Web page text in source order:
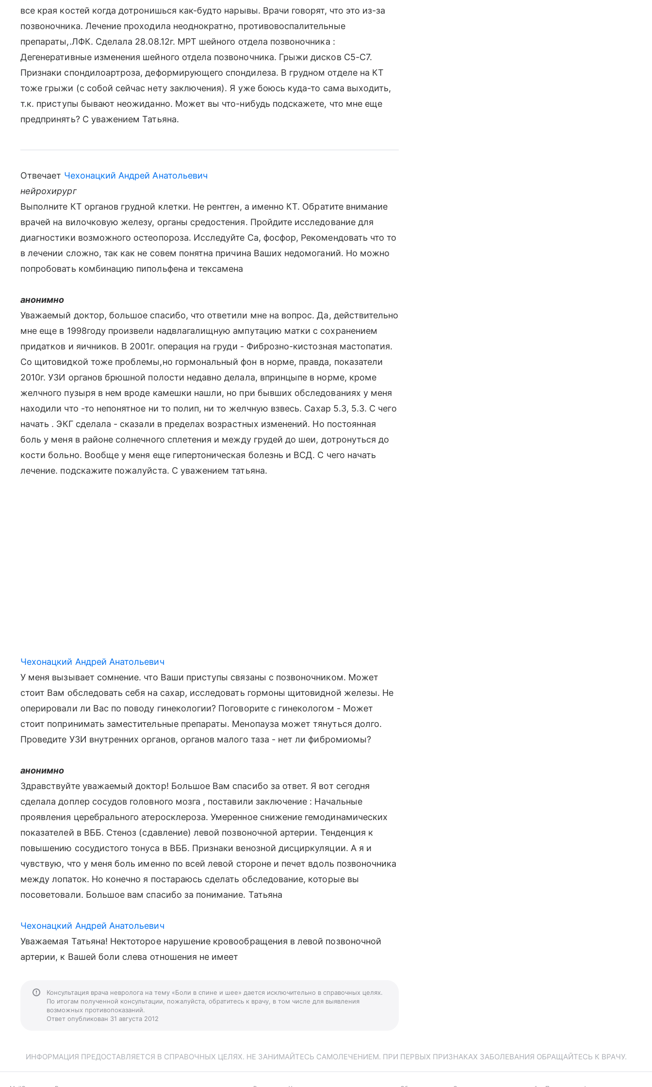
все края костей когда дотронишься как-будто нарывы. Врачи говорят, что это из-за
позвоночника. Лечение проходила неоднократно, противовоспалительные
препараты,.ЛФК. Сделала 28.08.12г. МРТ шейного отдела позвоночника :
Дегенеративные изменения шейного отдела позвоночника. Грыжи дисков С5-С7.
Признаки спондилоартроза, деформирующего спондилеза. В грудном отделе на КТ
тоже грыжи (с собой сейчас нету заключения). Я уже боюсь куда-то сама выходить,
т.к. приступы бывают неожиданно. Может вы что-нибудь подскажете, что мне еще
предпринять? С уважением Татьяна.
Отвечает Чехонацкий Андрей Анатольевич
нейрохирург
Выполните КТ органов грудной клетки. Не рентген, а именно КТ. Обратите внимание
врачей на вилочковую железу, органы средостения. Пройдите исследование для
диагностики возможного остеопороза. Исследуйте Са, фосфор, Рекомендовать что то
в лечении сложно, так как не совем понятна причина Ваших недомоганий. Но можно
попробовать комбинацию пипольфена и тексамена
анонимно
Уважаемый доктор, большое спасибо, что ответили мне на вопрос. Да, действительно
мне еще в 1998году произвели надвлагалищную ампутацию матки с сохранением
придатков и яичников. В 2001г. операция на груди - Фиброзно-кистозная мастопатия.
Со щитовидкой тоже проблемы,но гормональный фон в норме, правда, показатели
2010г. УЗИ органов брюшной полости недавно делала, впринцыпе в норме, кроме
желчного пузыря в нем вроде камешки нашли, но при бывших обследованиях у меня
находили что -то непонятное ни то полип, ни то желчную взвесь. Сахар 5.3, 5.3. С чего
начать . ЭКГ сделала - сказали в пределах возрастных изменений. Но постоянная
боль у меня в районе солнечного сплетения и между грудей до шеи, дотронуться до
кости больно. Вообще у меня еще гипертоническая болезнь и ВСД. С чего начать
лечение. подскажите пожалуйста. С уважением татьяна.
Чехонацкий Андрей Анатольевич
У меня вызывает сомнение. что Ваши приступы связаны с позвоночником. Может
стоит Вам обследовать себя на сахар, исследовать гормоны щитовидной железы. Не
оперировали ли Вас по поводу гинекологии? Поговорите с гинекологом - Может
стоит попринимать заместительные препараты. Менопауза может тянуться долго.
Проведите УЗИ внутренних органов, органов малого таза - нет ли фибромиомы?
анонимно
Здравствуйте уважаемый доктор! Большое Вам спасибо за ответ. Я вот сегодня
сделала доплер сосудов головного мозга , поставили заключение : Начальные
проявления церебрального атеросклероза. Умеренное снижение гемодинамических
показателей в ВББ. Стеноз (сдавление) левой позвоночной артерии. Тенденция к
повышению сосудистого тонуса в ВББ. Признаки венозной дисциркуляции. А я и
чувствую, что у меня боль именно по всей левой стороне и печет вдоль позвоночника
между лопаток. Но конечно я постараюсь сделать обследование, которые вы
посоветовали. Большое вам спасибо за понимание. Татьяна
Чехонацкий Андрей Анатольевич
Уважаемая Татьяна! Нектоторое нарушение кровообращения в левой позвоночной
артерии, к Вашей боли слева отношения не имеет
Консультация врача невролога на тему «Боли в спине и шее» дается исключительно в справочных целях.
По итогам полученной консультации, пожалуйста, обратитесь к врачу, в том числе для выявления
возможных противопоказаний.
Ответ опубликован 31 августа 2012
ИНФОРМАЦИЯ ПРЕДОСТАВЛЯЕТСЯ В СПРАВОЧНЫХ ЦЕЛЯХ. НЕ ЗАНИМАЙТЕСЬ САМОЛЕЧЕНИЕМ. ПРИ ПЕРВЫХ ПРИЗНАКАХ ЗАБОЛЕВАНИЯ ОБРАЩАЙТЕСЬ К ВРАЧУ.